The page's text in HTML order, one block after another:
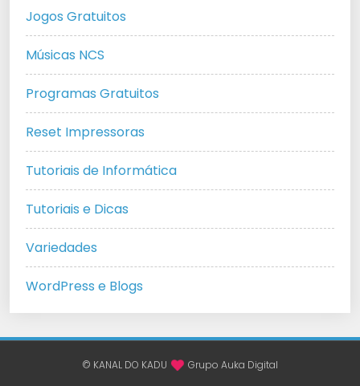
Jogos Gratuitos
Músicas NCS
Programas Gratuitos
Reset Impressoras
Tutoriais de Informática
Tutoriais e Dicas
Variedades
WordPress e Blogs
© KANAL DO KADU Grupo Auka Digital